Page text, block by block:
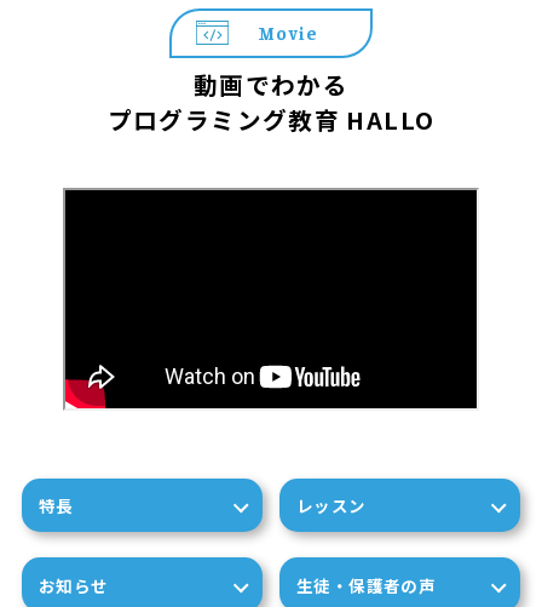
Movie
動画でわかる
プログラミング教育 HALLO
特長 レッスン
お知らせ 生徒・保護者の声